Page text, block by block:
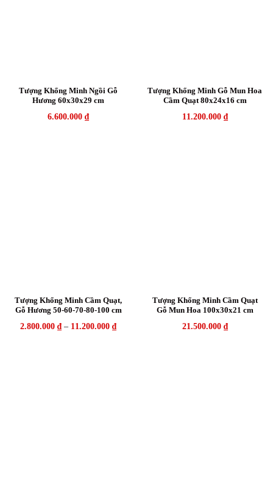
Tượng Khổng Minh Ngồi Gỗ
Hương 60x30x29 cm
6.600.000 ₫
Tượng Khổng Minh Gỗ Mun Hoa
Cầm Quạt 80x24x16 cm
11.200.000 ₫
Tượng Khổng Minh Cầm Quạt,
Gỗ Hương 50-60-70-80-100 cm
2.800.000 ₫ – 11.200.000 ₫
Tượng Khổng Minh Cầm Quạt
Gỗ Mun Hoa 100x30x21 cm
21.500.000 ₫